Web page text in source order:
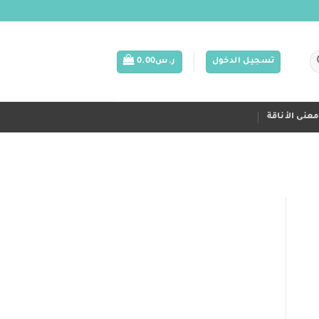
تسجيل الدخول ر.س0.00
معنى الأناقة